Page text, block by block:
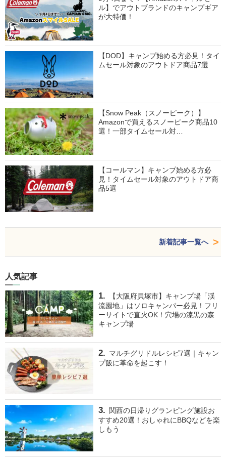
ル】でアウトブランドのキャンプギア
が大特価！
【DOD】キャンプ始める方必見！タイ
ムセール対象のアウトドア商品7選
【Snow Peak（スノーピーク）】
Amazonで買えるスノーピーク商品10
選！一部タイムセール対…
【コールマン】キャンプ始める方必
見！タイムセール対象のアウトドア商
品5選
新着記事一覧へ
人気記事
【大阪府貝塚市】キャンプ場「渓
流園地」はソロキャンパー必見！フリ
ーサイトで直火OK！穴場の漆黒の森
キャンプ場
マルチグリドルレシピ7選｜キャン
プ飯に革命を起こす！
関西の日帰りグランピング施設お
すすめ20選！おしゃれにBBQなどを楽
しもう